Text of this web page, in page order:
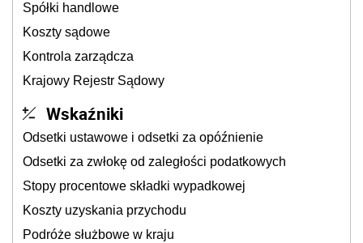
Spółki handlowe
Koszty sądowe
Kontrola zarządcza
Krajowy Rejestr Sądowy
Wskaźniki
Odsetki ustawowe i odsetki za opóźnienie
Odsetki za zwłokę od zaległości podatkowych
Stopy procentowe składki wypadkowej
Koszty uzyskania przychodu
Podróże służbowe w kraju